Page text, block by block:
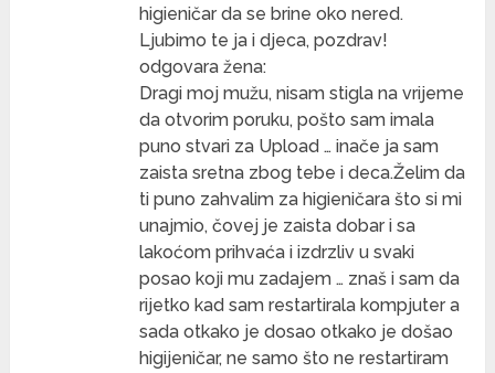
higieničar da se brine oko nered.
Ljubimo te ja i djeca, pozdrav!
odgovara žena:
Dragi moj mužu, nisam stigla na vrijeme
da otvorim poruku, pošto sam imala
puno stvari za Upload … inače ja sam
zaista sretna zbog tebe i deca.Želim da
ti puno zahvalim za higieničara što si mi
unajmio, čovej je zaista dobar i sa
lakoćom prihvaća i izdrzliv u svaki
posao koji mu zadajem … znaš i sam da
rijetko kad sam restartirala kompjuter a
sada otkako je dosao otkako je došao
higijeničar, ne samo što ne restartiram